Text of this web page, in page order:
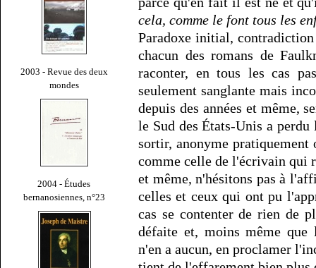
2003 - Revue des deux
mondes
2004 - Études
bernanosiennes, n°23
cela, comme le font tous les
Paradoxe initial,
chacun des romans de
raconter, en tous les cas
seulement sanglante mais
depuis des années et même,
le Sud des États-Unis a
sortir, anonyme pratiquement
comme celle de l'écrivain qui
et même, n'hésitons pas à
celles et ceux qui ont pu
cas se contenter de rien de
défaite et, moins même
n'en a aucun, en proclamer